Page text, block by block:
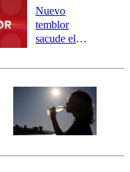
Nuevo
temblor
sacude el
revisa la
epicentro